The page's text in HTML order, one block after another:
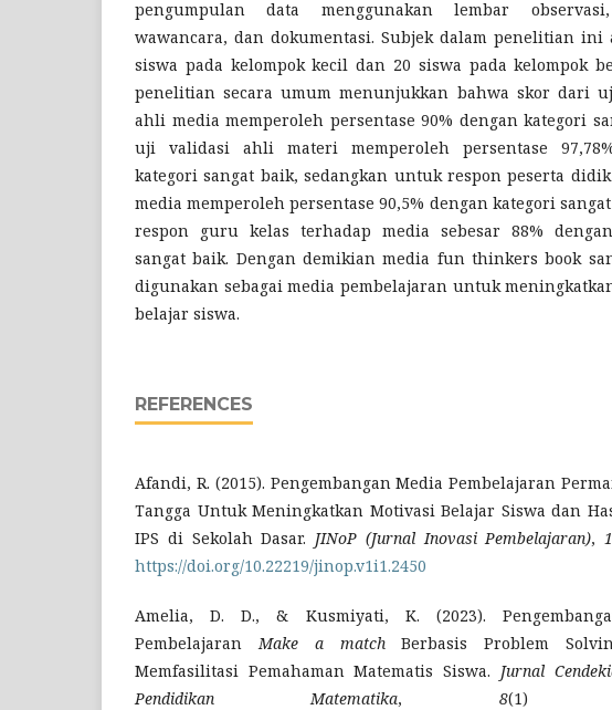
pengumpulan data menggunakan lembar
wawancara, dan dokumentasi. Subjek dalam penelitian ini
siswa pada kelompok kecil dan 20 siswa pada kelompok
penelitian secara umum menunjukkan bahwa skor dari
ahli media memperoleh persentase 90% dengan kategori
uji validasi ahli materi memperoleh persentase
kategori sangat baik, sedangkan untuk respon peserta
media memperoleh persentase 90,5% dengan kategori
respon guru kelas terhadap media sebesar 88%
sangat baik. Dengan demikian media fun thinkers book
digunakan sebagai media pembelajaran untuk
belajar siswa.
REFERENCES
Afandi, R. (2015). Pengembangan Media Pembelajaran
Tangga Untuk Meningkatkan Motivasi Belajar Siswa dan
IPS di Sekolah Dasar. JINoP (Jurnal Inovasi Pembelajaran),
https://doi.org/10.22219/jinop.v1i1.2450
Amelia, D. D., & Kusmiyati, K. (2023).
Pembelajaran Make a matchBerbasis Problem
Memfasilitasi Pemahaman Matematis Siswa. Jurnal
Pendidikan Matematika, 8(1)